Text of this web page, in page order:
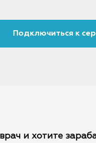
Подключиться к
и хотите